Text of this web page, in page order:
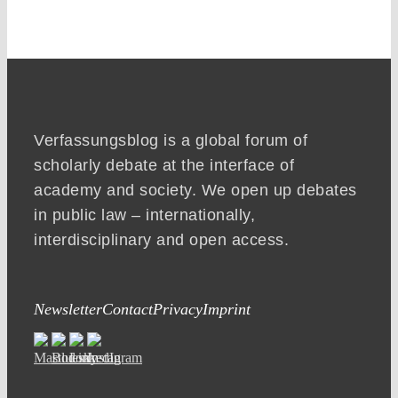
Verfassungsblog is a global forum of
scholarly debate at the interface of
academy and society. We open up debates
in public law – internationally,
interdisciplinary and open access.
NewsletterContactPrivacyImprint